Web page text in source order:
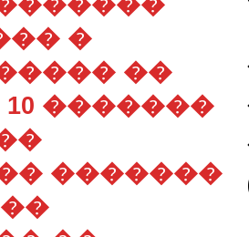
�
��
�������
�������